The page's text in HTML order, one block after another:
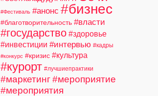
#Фестиваль #анонс #бизнес
#благотворительность #власти
#государство #здоровье
#инвестиции #интервью #кадры
#конкурс #кризис #культура
#курорт #лучшиепрактики
#маркетинг #мероприятие
#мероприятия